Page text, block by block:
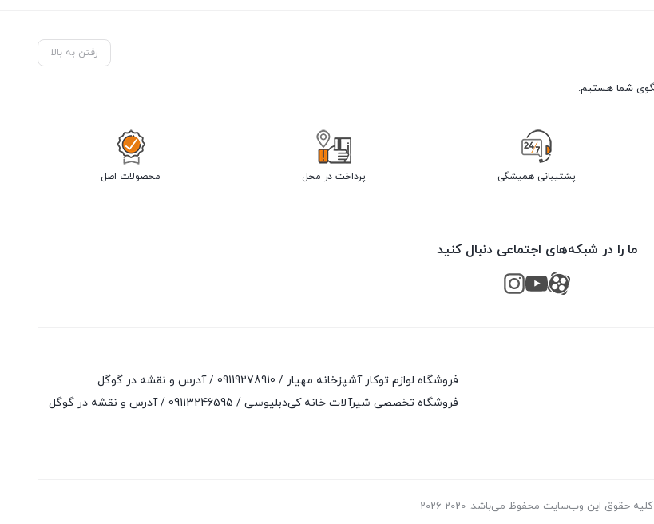
رفتن به بالا
پشتیبانی همیشگی پرداخت در محل محصولات اصل
ما را در شبکه‌های اجتماعی دنبال کنید
فروشگاه لوازم توکار آشپزخانه مهیار / 09119278910
/آدرس و نقشه در گوگل
فروشگاه تخصصی شیرآلات خانه کی‌دبلیوسی / 09113246595
/آدرس و نقشه در گوگل
کلیه حقوق این وب‌سایت محفوظ می‌باشد. 2020-2026